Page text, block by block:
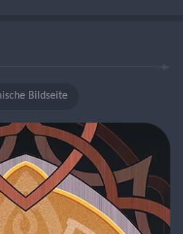
Bildseite